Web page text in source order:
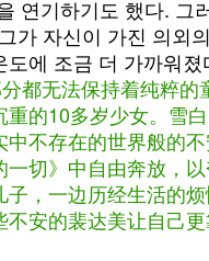
연기하기도 했다. 그
가 자신이 가진 의외
에 조금 더 가까워졌
都无法保持着纯粹的
的10多岁少女。雪
不存在的世界般的
切》中自由奔放，
，一边历经生活的
安的裴达美让自己